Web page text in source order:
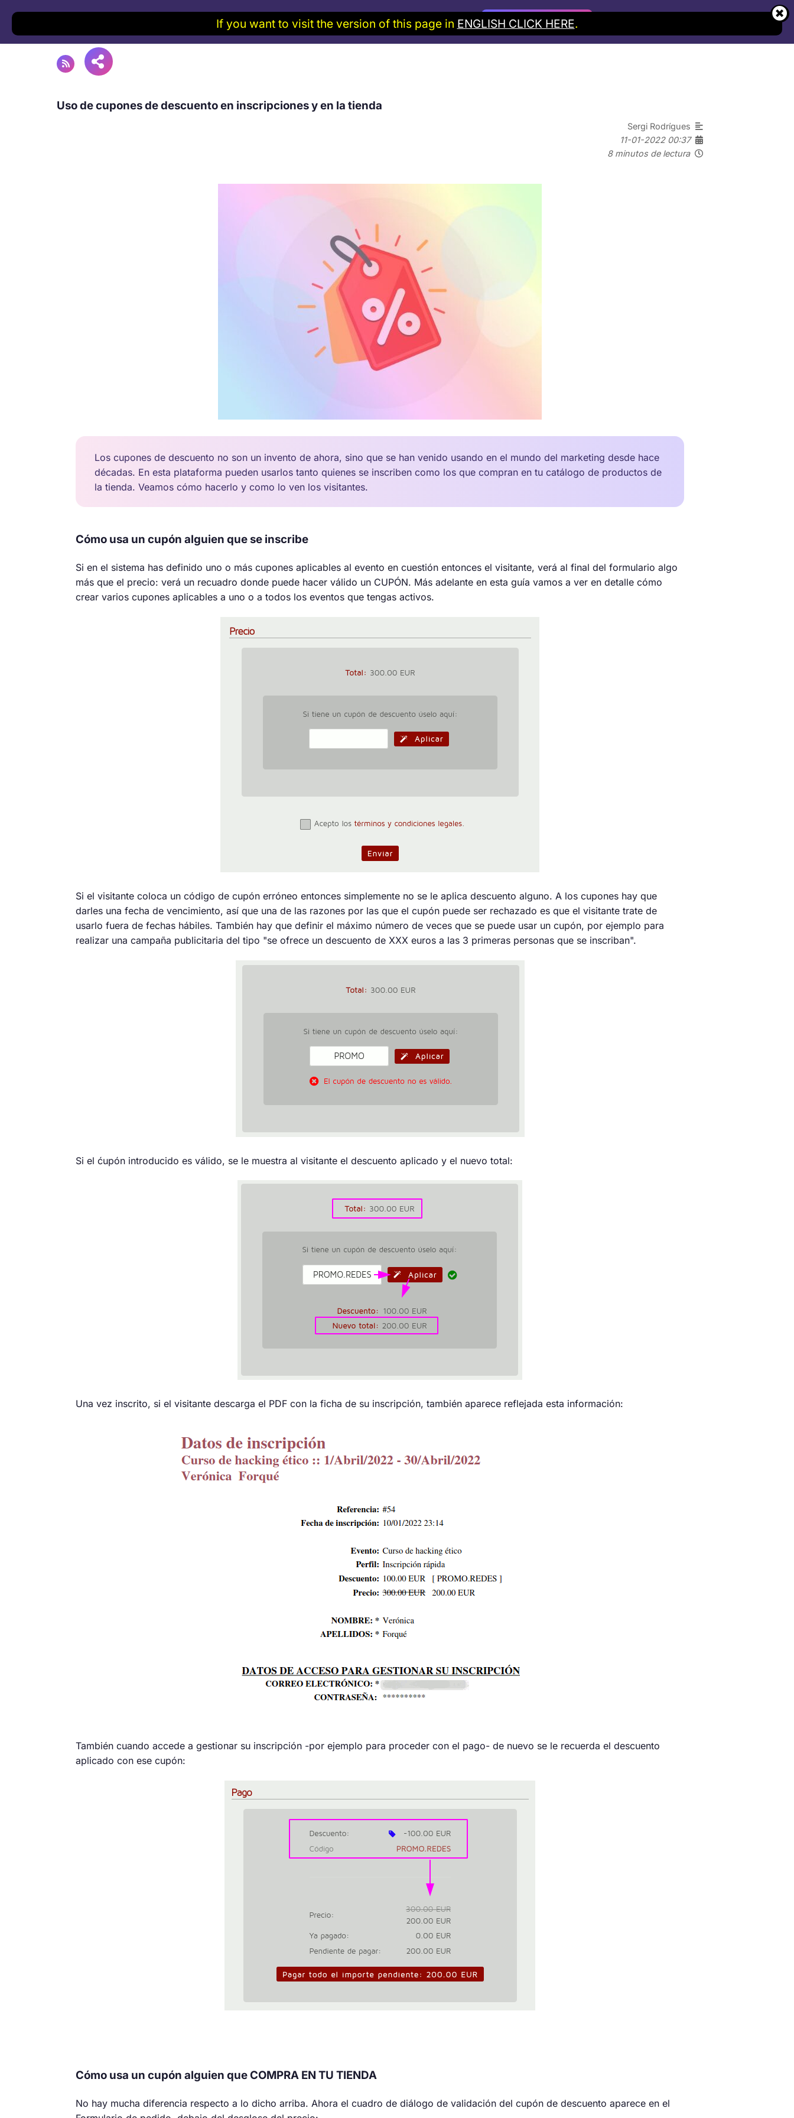
PreciosBlog y guías Solicitar alta gratuita
Uso de cupones de descuento en inscripciones y en la tienda
Sergi Rodrígues
11-01-2022 00:37
8 minutos de lectura
Los cupones de descuento no son un invento de ahora, sino que se han venido usando en el mundo del marketing desde hace
décadas. En esta plataforma pueden usarlos tanto quienes se inscriben como los que compran en tu catálogo de productos de
la tienda. Veamos cómo hacerlo y como lo ven los visitantes.
Cómo usa un cupón alguien que se inscribe
Si en el sistema has definido uno o más cupones aplicables al evento en cuestión entonces el visitante, verá al final del formulario algo
más que el precio: verá un recuadro donde puede hacer válido un CUPÓN. Más adelante en esta guía vamos a ver en detalle cómo
crear varios cupones aplicables a uno o a todos los eventos que tengas activos.
Si el visitante coloca un código de cupón erróneo entonces simplemente no se le aplica descuento alguno. A los cupones hay que
darles una fecha de vencimiento, así que una de las razones por las que el cupón puede ser rechazado es que el visitante trate de
usarlo fuera de fechas hábiles. También hay que definir el máximo número de veces que se puede usar un cupón, por ejemplo para
realizar una campaña publicitaria del tipo "se ofrece un descuento de XXX euros a las 3 primeras personas que se inscriban".
Si el ćupón introducido es válido, se le muestra al visitante el descuento aplicado y el nuevo total:
Una vez inscrito, si el visitante descarga el PDF con la ficha de su inscripción, también aparece reflejada esta información:
También cuando accede a gestionar su inscripción -por ejemplo para proceder con el pago- de nuevo se le recuerda el descuento
aplicado con ese cupón:
Cómo usa un cupón alguien que COMPRA EN TU TIENDA
No hay mucha diferencia respecto a lo dicho arriba. Ahora el cuadro de diálogo de validación del cupón de descuento aparece en el
If you want to visit the version of this page in ENGLISH CLICK HERE.